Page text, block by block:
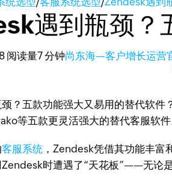
遇到瓶颈？
阅读量7 分钟尚东海—客户增长运营
？五款功能强大又易用的替代软件
等五款更灵活强大的替代客服软件
客服系统 ，Zendesk凭借其功能丰
时遭遇了“天花板”——无论